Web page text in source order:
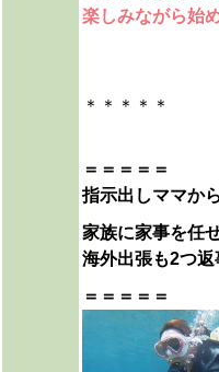
楽しみながら始
＊＊＊＊＊
＝＝＝＝＝
指示出しママか
家族に家事を任
海外出張も2つ返
＝＝＝＝＝